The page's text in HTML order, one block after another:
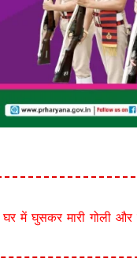
में घुसकर मारी गोली और